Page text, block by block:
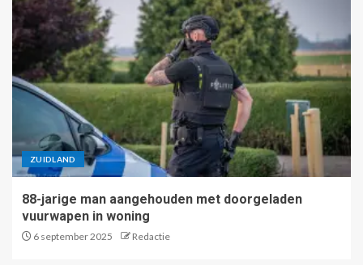
ZUIDLAND
88-jarige man aangehouden met doorgeladen
vuurwapen in woning
6 september 2025 Redactie